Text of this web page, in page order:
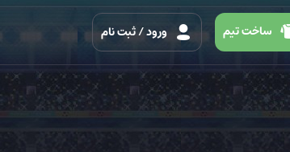
ساخت تیم ورود/ ثبت نام